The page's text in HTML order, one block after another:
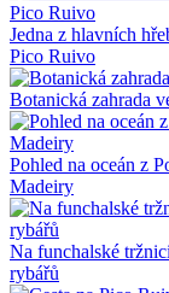
Jedna z hlavních
Pico Ruivo
Botanická zahrada
Pohled na oceán z
Madeiry
Na funchalské
rybářů